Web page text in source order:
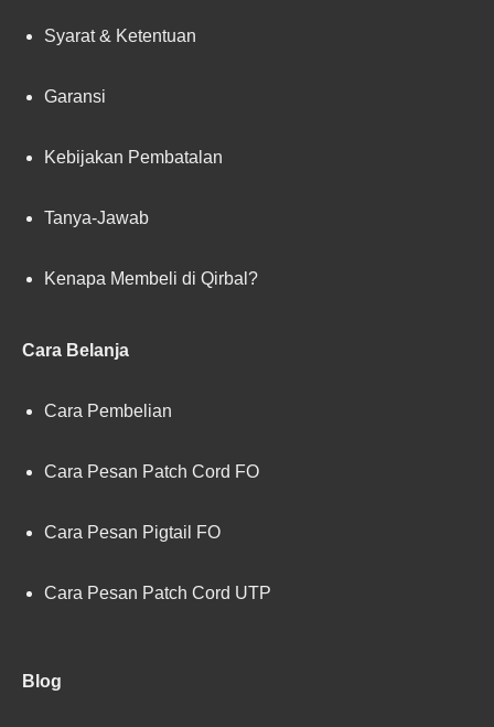
Syarat & Ketentuan
Garansi
Kebijakan Pembatalan
Tanya-Jawab
Kenapa Membeli di Qirbal?
Cara Belanja
Cara Pembelian
Cara Pesan Patch Cord FO
Cara Pesan Pigtail FO
Cara Pesan Patch Cord UTP
Blog